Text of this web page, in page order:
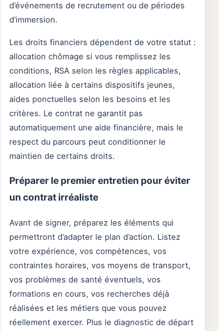
d’événements de recrutement ou de périodes
d’immersion.
Les droits financiers dépendent de votre statut :
allocation chômage si vous remplissez les
conditions, RSA selon les règles applicables,
allocation liée à certains dispositifs jeunes,
aides ponctuelles selon les besoins et les
critères. Le contrat ne garantit pas
automatiquement une aide financière, mais le
respect du parcours peut conditionner le
maintien de certains droits.
Préparer le premier entretien pour éviter
un contrat irréaliste
Avant de signer, préparez les éléments qui
permettront d’adapter le plan d’action. Listez
votre expérience, vos compétences, vos
contraintes horaires, vos moyens de transport,
vos problèmes de santé éventuels, vos
formations en cours, vos recherches déjà
réalisées et les métiers que vous pouvez
réellement exercer. Plus le diagnostic de départ